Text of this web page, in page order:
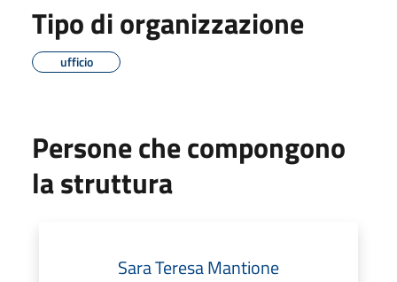
Tipo di organizzazione
ufficio
Persone che compongono
la struttura
Sara Teresa Mantione